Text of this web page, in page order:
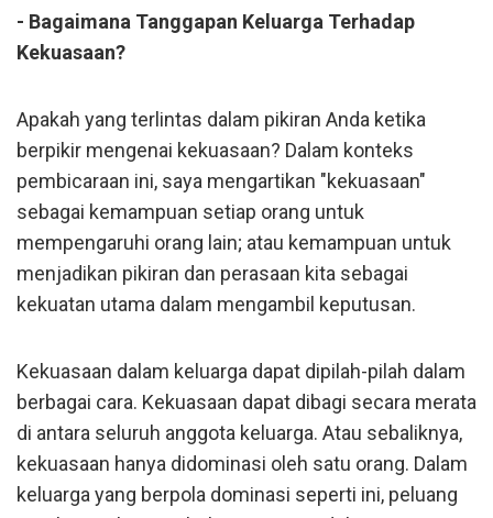
- Bagaimana Tanggapan Keluarga Terhadap
Kekuasaan?
Apakah yang terlintas dalam pikiran Anda ketika
berpikir mengenai kekuasaan? Dalam konteks
pembicaraan ini, saya mengartikan "kekuasaan"
sebagai kemampuan setiap orang untuk
mempengaruhi orang lain; atau kemampuan untuk
menjadikan pikiran dan perasaan kita sebagai
kekuatan utama dalam mengambil keputusan.
Kekuasaan dalam keluarga dapat dipilah-pilah dalam
berbagai cara. Kekuasaan dapat dibagi secara merata
di antara seluruh anggota keluarga. Atau sebaliknya,
kekuasaan hanya didominasi oleh satu orang. Dalam
keluarga yang berpola dominasi seperti ini, peluang